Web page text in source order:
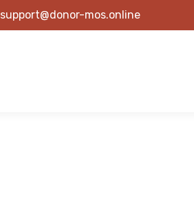
support@donor-mos.online